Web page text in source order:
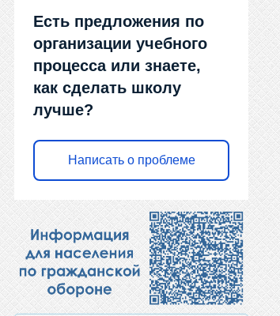
Есть предложения по
организации учебного
процесса или знаете,
как сделать школу
лучше?
Написать о проблеме